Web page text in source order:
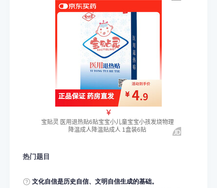
热门题目
文化自信是历史自信、文明自信生成的基础。